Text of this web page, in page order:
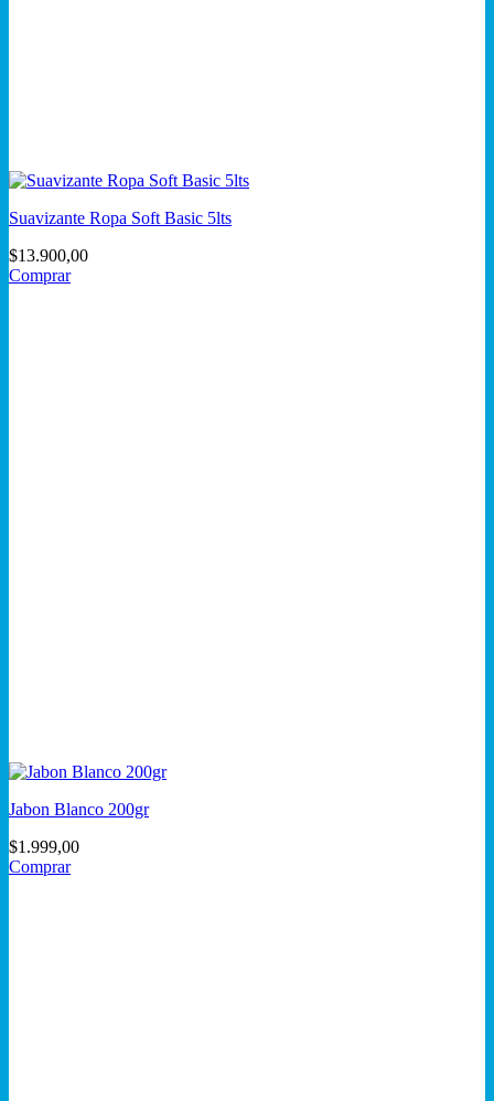
Suavizante Ropa Soft Basic 5lts
$13.900,00
Comprar
Jabon Blanco 200gr
$1.999,00
Comprar